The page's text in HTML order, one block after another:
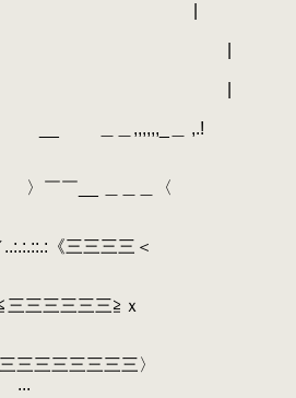
ーッ |
|
,,） |
＿,,,,,,_＿ ,.!
＿＿＿〈
三三三＜
三三三≧ｘ
三三三三〉